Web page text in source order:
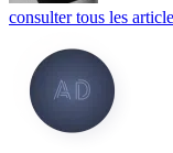
consulter tous les